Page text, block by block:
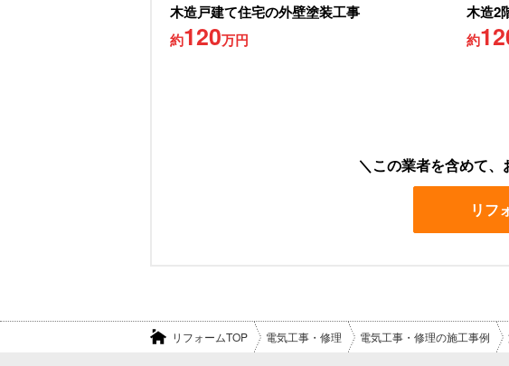
木造戸建て住宅の外壁塗装工事
約120万円
木造2
約
この業者を含めて、
リフ
リフォームTOP 電気工事・修理 電気工事・修理の施工事例